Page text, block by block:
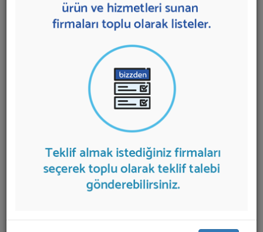
15 sonuç bulundu.
Dijital Arşivleme Hizmetisunan firmalar aşağıda
Dijital Arşivleme Hizmeti
için listeden seçim yapıp ya da "İlk 5 Firmadan Teklif İste"
kısmından toplu olarak teklif talebinizi firmalara
aktarabilirsiniz.